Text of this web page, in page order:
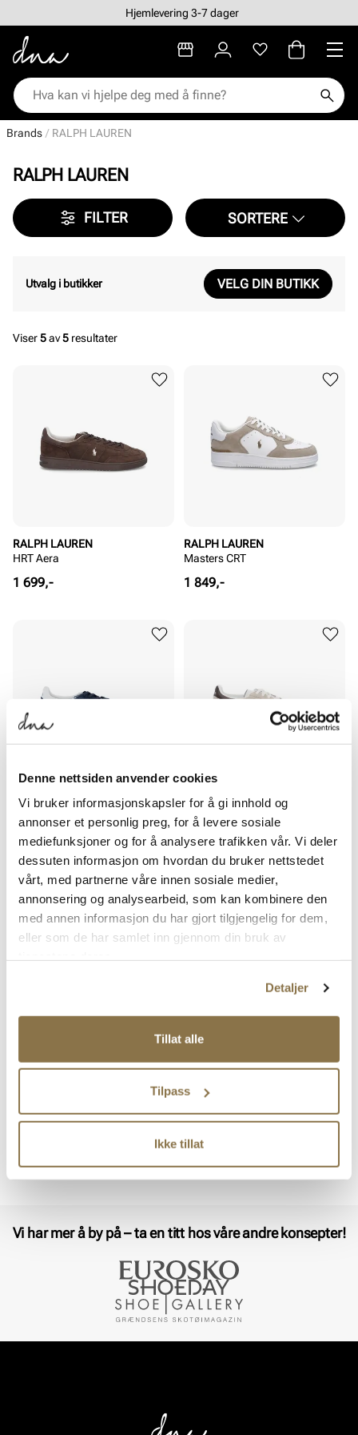
Denne nettsiden anvender cookies
Vi bruker informasjonskapsler for å gi innhold og
annonser et personlig preg, for å levere sosiale
mediefunksjoner og for å analysere trafikken vår. Vi deler
dessuten informasjon om hvordan du bruker nettstedet
vårt, med partnerne våre innen sosiale medier,
annonsering og analysearbeid, som kan kombinere den
med annen informasjon du har gjort tilgjengelig for dem,
eller som de har samlet inn gjennom din bruk av
Detaljer
Tillat alle
Tilpass
Ikke tillat
Hjemlevering 3-7 dager
Brands RALPH LAUREN
RALPH LAUREN
FILTER SORTERE
Utvalg i butikker VELG DIN BUTIKK
Viser5av5 resultater
RALPH LAUREN
HRT Aera
Pris
1 699,-
RALPH LAUREN
Masters CRT
Pris
1 849,-
RALPH LAUREN
Pris
1 699,-
RALPH LAUREN
Bedford
Pris
1 699,-
HERITAGE AERA PP
Viser5av5resultater
Vi har mer å by på – ta en titt hos våre andre konsepter!